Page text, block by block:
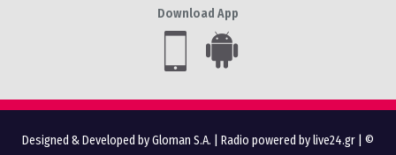
Download App
Designed & Developed by Gloman S.A. Radio powered by live24.gr | ©